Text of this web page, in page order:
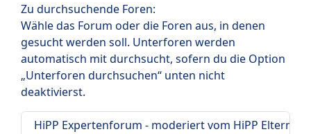
Zu durchsuchende Foren:
Wähle das Forum oder die Foren aus, in denen
gesucht werden soll. Unterforen werden
automatisch mit durchsucht, sofern du die Option
„Unterforen durchsuchen“ unten nicht
deaktivierst.